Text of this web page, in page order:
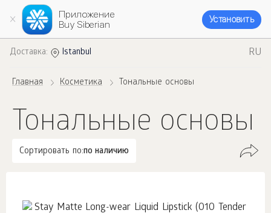
Приложение
Buy Siberian
Установить
Доставка: Istanbul RU
Главная Косметика Тональные основы
Тональные основы
Сортировать по:по наличию